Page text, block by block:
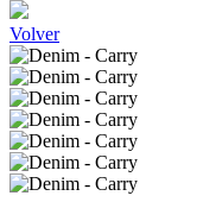
Volver